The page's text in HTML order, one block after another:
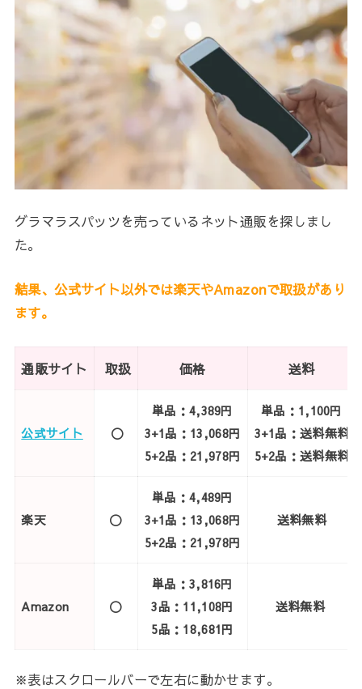
グラマラスパッツを売っているネット通販を探しまし
た。
結果、公式サイト以外では楽天やAmazonで取扱があり
ます。
通販サイト 取扱 価格 送料
公式サイト 〇
単品：4,389円
3+1品：13,068円
5+2品：21,978円
単品：1,100円
3+1品：送料無料
5+2品：送料無料
楽天 〇
単品：4,489円
3+1品：13,068円
5+2品：21,978円
送料無料
Amazon 〇
単品：3,816円
3品：11,108円
5品：18,681円
送料無料
※表はスクロールバーで左右に動かせます。